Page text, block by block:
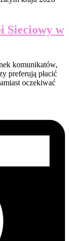
Sieciowy w
komunikatów,
preferują płacić
oczekiwać